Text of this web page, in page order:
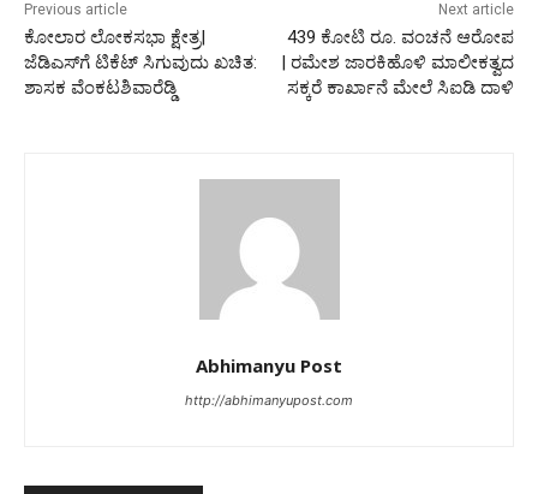
Previous article
ಕೋಲಾರ ಲೋಕಸಭಾ ಕ್ಷೇತ್ರ|
ಜೆಡಿಎಸ್​ಗೆ ಟಿಕೆಟ್ ಸಿಗುವುದು ಖಚಿತ:‌
ಶಾಸಕ ವೆಂಕಟಶಿವಾರೆಡ್ಡಿ
Next article
439 ಕೋಟಿ ರೂ. ವಂಚನೆ ಆರೋಪ
| ರಮೇಶ ಜಾರಕಿಹೊಳಿ ಮಾಲೀಕತ್ವದ
ಸಕ್ಕರೆ ಕಾರ್ಖಾನೆ ಮೇಲೆ ಸಿಐಡಿ ದಾಳಿ
Abhimanyu Post
http://abhimanyupost.com